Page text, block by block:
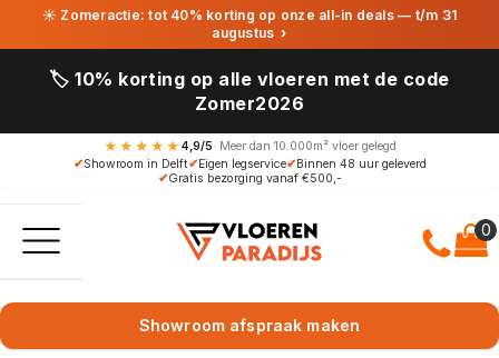
☀ Zomeractie: tot 40% korting op onze all-in deals — t/m 31
augustus ›
🏷️ 10% korting op alle vloeren met de code
Zomer2026
★★★★★ 4,9/5· Meer dan 10.000m² vloer gelegd
✔Showroom in Delft✔Eigen legservice✔Binnen 48 uur geleverd
✔Gratis bezorging vanaf €500,-
Showroom afspraak maken